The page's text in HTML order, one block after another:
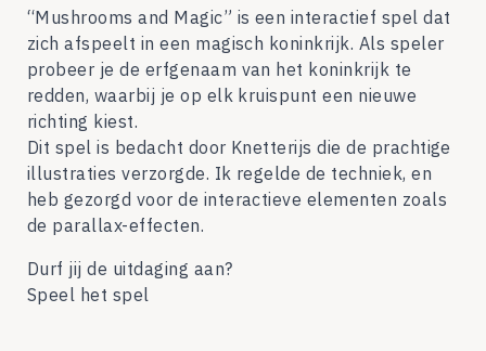
“Mushrooms and Magic” is een interactief spel dat
zich afspeelt in een magisch koninkrijk. Als speler
probeer je de erfgenaam van het koninkrijk te
redden, waarbij je op elk kruispunt een nieuwe
richting kiest.
Dit spel is bedacht door Knetterijs die de prachtige
illustraties verzorgde. Ik regelde de techniek, en
heb gezorgd voor de interactieve elementen zoals
de parallax-effecten.
Durf jij de uitdaging aan?
Speel het spel